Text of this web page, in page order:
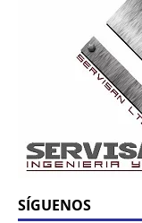
SÍGUENOS